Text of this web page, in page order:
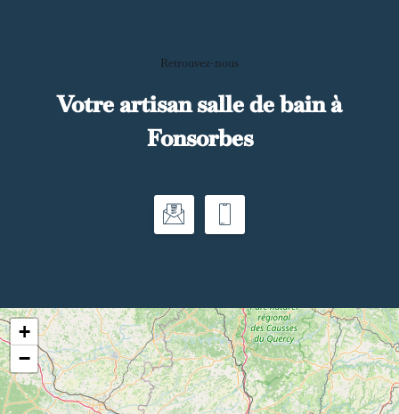
Retrouvez-nous
Votre artisan salle de bain à
Fonsorbes
+
−